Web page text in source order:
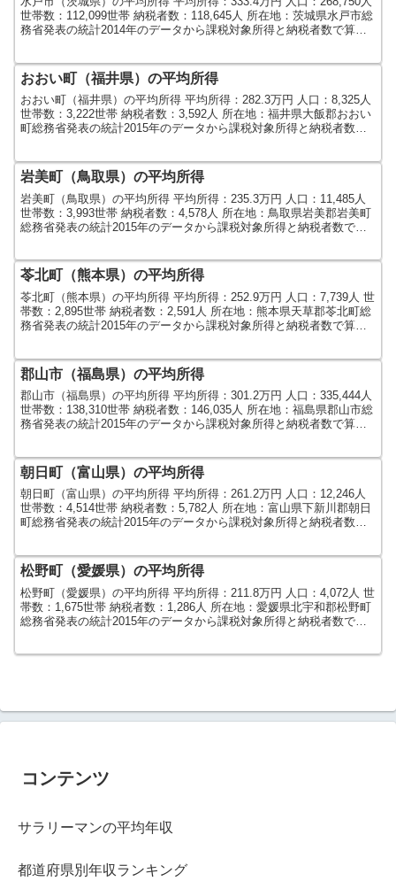
世帯数：112,099世帯 納税者数：118,645人 所在地：茨城県水戸市総
務省発表の統計2014年のデータから課税対象所得と納税者数で算出
おおい町（福井県）の平均所得
おおい町（福井県）の平均所得 平均所得：282.3万円 人口：8,325人
世帯数：3,222世帯 納税者数：3,592人 所在地：福井県大飯郡おおい
町総務省発表の統計2015年のデータから課税対象所得と納税者数で
岩美町（鳥取県）の平均所得
岩美町（鳥取県）の平均所得 平均所得：235.3万円 人口：11,485人
世帯数：3,993世帯 納税者数：4,578人 所在地：鳥取県岩美郡岩美町
総務省発表の統計2015年のデータから課税対象所得と納税者数で算
苓北町（熊本県）の平均所得
苓北町（熊本県）の平均所得 平均所得：252.9万円 人口：7,739人 世
帯数：2,895世帯 納税者数：2,591人 所在地：熊本県天草郡苓北町総
務省発表の統計2015年のデータから課税対象所得と納税者数で算出
郡山市（福島県）の平均所得
郡山市（福島県）の平均所得 平均所得：301.2万円 人口：335,444人
世帯数：138,310世帯 納税者数：146,035人 所在地：福島県郡山市総
務省発表の統計2015年のデータから課税対象所得と納税者数で算出
朝日町（富山県）の平均所得
朝日町（富山県）の平均所得 平均所得：261.2万円 人口：12,246人
世帯数：4,514世帯 納税者数：5,782人 所在地：富山県下新川郡朝日
町総務省発表の統計2015年のデータから課税対象所得と納税者数で
松野町（愛媛県）の平均所得
松野町（愛媛県）の平均所得 平均所得：211.8万円 人口：4,072人 世
帯数：1,675世帯 納税者数：1,286人 所在地：愛媛県北宇和郡松野町
総務省発表の統計2015年のデータから課税対象所得と納税者数で算
コンテンツ
サラリーマンの平均年収
都道府県別年収ランキング